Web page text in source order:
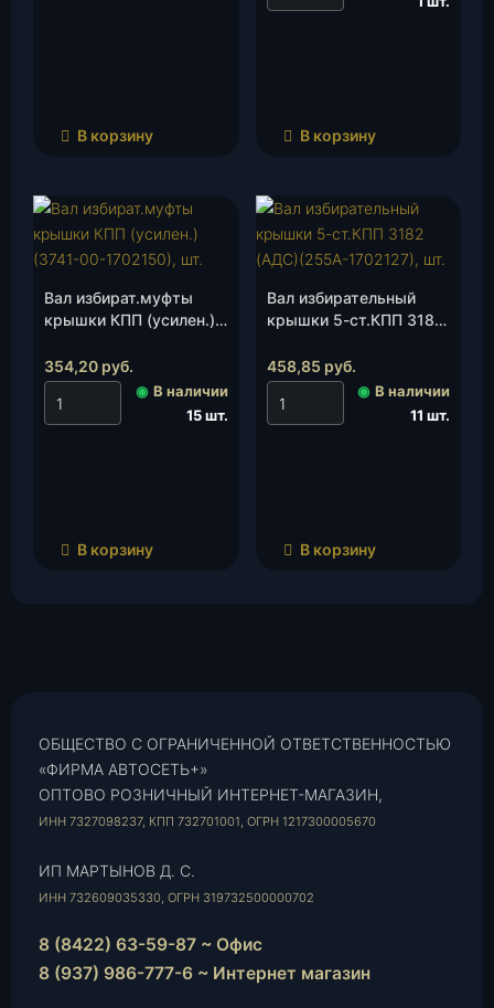
В корзину В корзину
Вал избират.муфты
крышки КПП (усилен.)
354,20 руб.
◉ В наличии
15 шт.
В корзину
Вал избирательный
крышки 5-ст.КПП 3182
шт.
458,85 руб.
◉ В наличии
11 шт.
В корзину
ОБЩЕСТВО С ОГРАНИЧЕННОЙ ОТВЕТСТВЕННОСТЬЮ
«ФИРМА АВТОСЕТЬ+»
ОПТОВО РОЗНИЧНЫЙ ИНТЕРНЕТ-МАГАЗИН,
ИНН 7327098237, КПП 732701001, ОГРН 1217300005670
ИП МАРТЫНОВ Д. С.
ИНН 732609035330, ОГРН 319732500000702
8 (8422) 63-59-87 ~ Офис
8 (937) 986-777-6 ~ Интернет магазин